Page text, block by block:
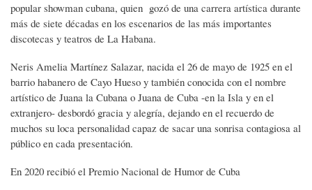
popular showman cubana, quien gozó de una carrera artística durante
más de siete décadas en los escenarios de las más importantes
discotecas y teatros de La Habana.
Neris Amelia Martínez Salazar, nacida el 26 de mayo de 1925 en el
barrio habanero de Cayo Hueso y también conocida con el nombre
artístico de Juana la Cubana o Juana de Cuba -en la Isla y en el
extranjero- desbordó gracia y alegría, dejando en el recuerdo de
muchos su loca personalidad capaz de sacar una sonrisa contagiosa al
público en cada presentación.
En 2020 recibió el Premio Nacional de Humor de Cuba